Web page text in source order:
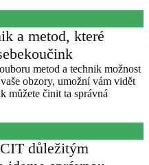
a metod, které
metod a technik možnost
obzory, umožní vám vidět
můžete činit ta správná
důležitým